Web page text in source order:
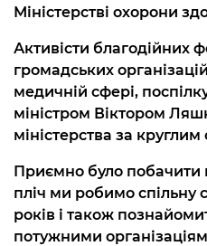
Міністерстві охорони
Активісти благодійних
громадських
медичній сфері,
міністром Віктором
міністерства за круглим
Приємно було побачити
пліч ми робимо спільну
років і також
потужними